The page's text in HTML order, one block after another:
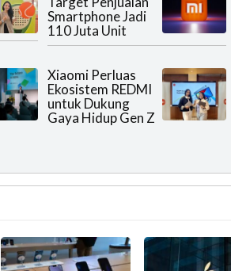
Smartphone Jadi
110 Juta Unit
Xiaomi Perluas
Ekosistem REDMI
untuk Dukung
Gaya Hidup Gen Z